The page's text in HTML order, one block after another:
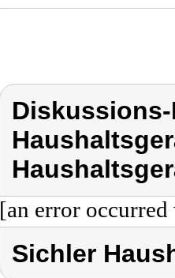
[an error
Sichler